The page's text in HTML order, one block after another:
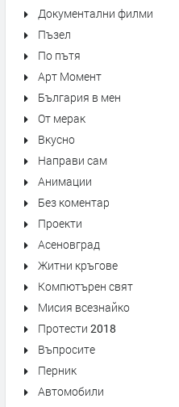
Документални филми
Пъзел
По пътя
Арт Момент
България в мен
От мерак
Вкусно
Направи сам
Анимации
Без коментар
Проекти
Асеновград
Житни кръгове
Компютърен свят
Мисия всезнайко
Протести 2018
Въпросите
Перник
Автомобили